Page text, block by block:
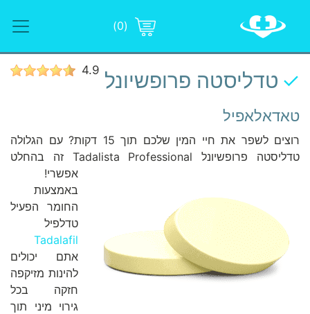
(0)
טדליסטה פרופשיונל
טאדאלאפיל
רוצים לשפר את חיי המין שלכם תוך 15 דקות? עם הגלולה
טדליסטה פרופשיונל
Tadalista Professional זה בהחלט
אפשרי!
באמצעות
החומר הפעיל
טדלפיל
Tadalafil
אתם יכולים
להינות מזיקפה
חזקה בכל
גירוי מיני תוך
4.9